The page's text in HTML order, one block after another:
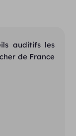
auditifs les
de France